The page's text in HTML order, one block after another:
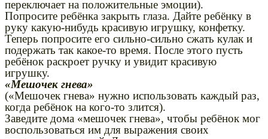
переключает на положительные эмоции).
Попросите ребёнка закрыть глаза. Дайте ребёнку в
руку какую-нибудь красивую игрушку, конфетку.
Теперь попросите его сильно-сильно сжать кулак и
подержать так какое-то время. После этого пусть
ребёнок раскроет ручку и увидит красивую
игрушку.
«Мешочек гнева»
(«Мешочек гнева» нужно использовать каждый раз,
когда ребёнок на кого-то злится).
Заведите дома «мешочек гнева», чтобы ребёнок мог
воспользоваться им для выражения своих